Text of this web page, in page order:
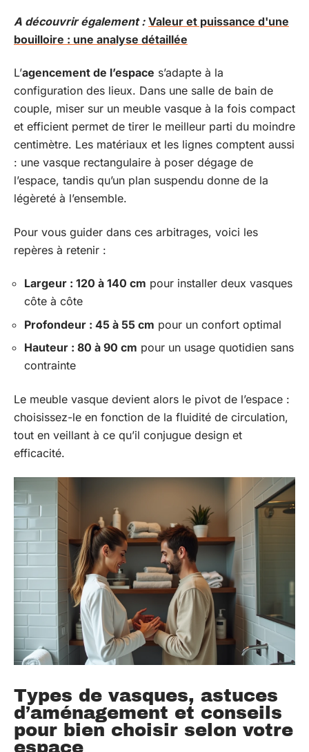
A découvrir également : Valeur et puissance d'une
bouilloire : une analyse détaillée
L’agencement de l’espace s’adapte à la
configuration des lieux. Dans une salle de bain de
couple, miser sur un meuble vasque à la fois compact
et efficient permet de tirer le meilleur parti du moindre
centimètre. Les matériaux et les lignes comptent aussi
: une vasque rectangulaire à poser dégage de
l’espace, tandis qu’un plan suspendu donne de la
légèreté à l’ensemble.
Pour vous guider dans ces arbitrages, voici les
repères à retenir :
Largeur : 120 à 140 cm pour installer deux vasques
côte à côte
Profondeur : 45 à 55 cm pour un confort optimal
Hauteur : 80 à 90 cm pour un usage quotidien sans
contrainte
Le meuble vasque devient alors le pivot de l’espace :
choisissez-le en fonction de la fluidité de circulation,
tout en veillant à ce qu’il conjugue design et
efficacité.
Types de vasques, astuces
d’aménagement et conseils
pour bien choisir selon votre
espace